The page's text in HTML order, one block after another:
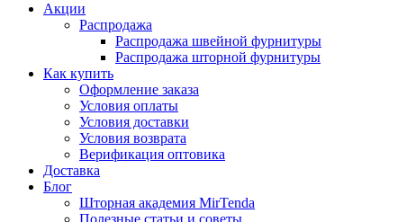
Акции
Распродажа
Распродажа швейной фурнитуры
Распродажа шторной фурнитуры
Как купить
Оформление заказа
Условия оплаты
Условия доставки
Условия возврата
Верификация оптовика
Доставка
Блог
Шторная академия MirTenda
Полезные статьи и советы